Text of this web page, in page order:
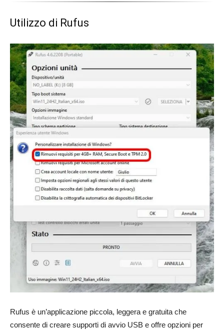
Utilizzo di Rufus
Rufus è un’applicazione piccola, leggera e gratuita che
consente di creare supporti di avvio USB e offre opzioni per